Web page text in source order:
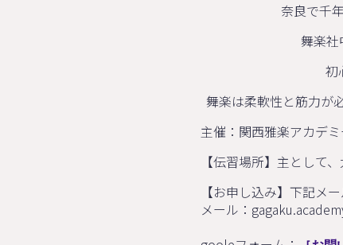
奈良で千
舞楽社
初
舞楽は柔軟性と筋力が
主催：関西雅楽アカデミ
【伝習場所】主として
【お申し込み】下記メ
メール：